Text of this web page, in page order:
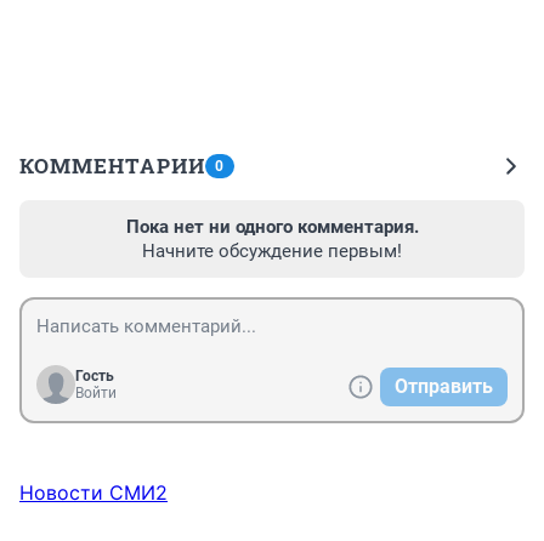
КОММЕНТАРИИ 0
Пока нет ни одного комментария.
Начните обсуждение первым!
Гость
Войти
Отправить
Новости СМИ2